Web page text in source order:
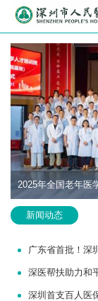
新闻动态
广东省首批！深
深医帮扶助力和
深圳首支百人医